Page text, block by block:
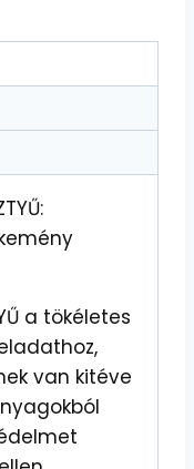
a tökéletes
van kitéve